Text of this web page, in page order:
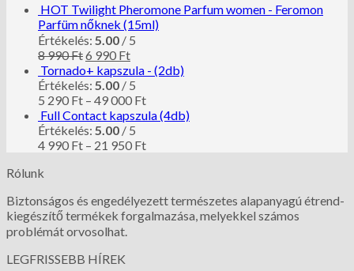
HOT Twilight Pheromone Parfum women - Feromon
Parfüm nőknek (15ml)
Értékelés: 5.00 / 5
8 990Ft6 990 Ft
Tornado+ kapszula - (2db)
Értékelés: 5.00 / 5
5 290 Ft – 49 000 Ft
Full Contact kapszula (4db)
Értékelés: 5.00 / 5
4 990 Ft – 21 950 Ft
Rólunk
Biztonságos és engedélyezett természetes alapanyagú étrend-
kiegészítő termékek forgalmazása, melyekkel számos
problémát orvosolhat.
LEGFRISSEBB HÍREK